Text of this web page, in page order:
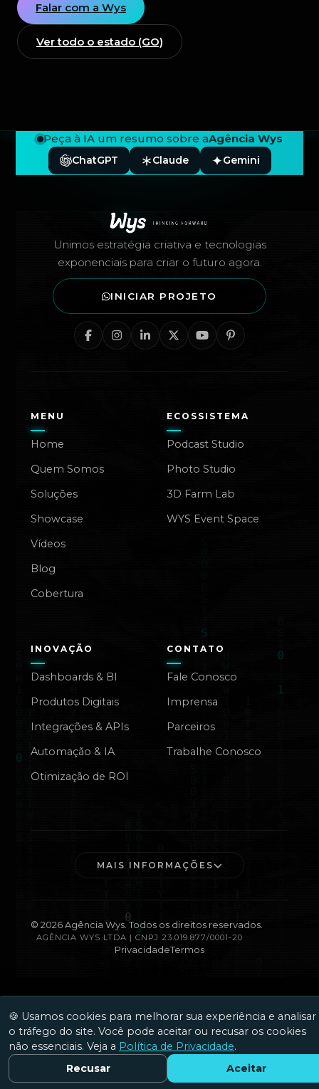
Falar com a Wys
Ver todo o estado (GO)
Peça à IA um resumo sobre aAgência Wys
ChatGPT Claude Gemini
Unimos estratégia criativa e tecnologias
exponenciais para criar o futuro agora.
INICIAR PROJETO
MENU
Home
Quem Somos
Soluções
Showcase
Vídeos
Blog
Cobertura
ECOSSISTEMA
Podcast Studio
Photo Studio
3D Farm Lab
WYS Event Space
INOVAÇÃO
Dashboards & BI
Produtos Digitais
Integrações & APIs
Automação & IA
Otimização de ROI
CONTATO
Fale Conosco
Imprensa
Parceiros
Trabalhe Conosco
MAIS INFORMAÇÕES
© 2026Agência Wys. Todos os direitos reservados.
AGÊNCIA WYS LTDA | CNPJ 23.019.877/0001-20
PrivacidadeTermos
Fale Conosco
🍪 Usamos cookies para melhorar sua experiência e analisar
o tráfego do site. Você pode aceitar ou recusar os cookies
não essenciais. Veja a Política de Privacidade.
Recusar
Aceitar